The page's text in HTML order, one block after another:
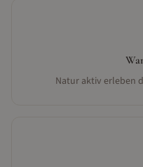
Natur aktiv erleben